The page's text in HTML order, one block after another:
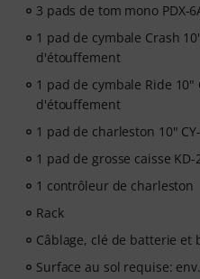
automatiquement le code
L'abonnement se termine
expiration.
3 pads de tom mono PDX-
1 pad de cymbale Crash
d'étouffement
1 pad de cymbale Ride 10"
d'étouffement
1 pad de charleston 10"
1 pad de grosse caisse KD-
1 contrôleur de charleston
Rack
Câblage, clé de batterie
Surface au sol requise: